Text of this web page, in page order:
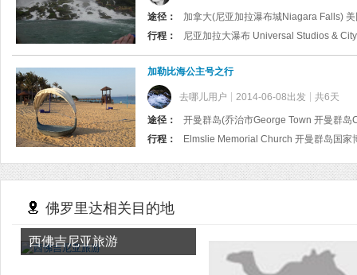
途径：
行程：
加勒比海公主号之行
去哪儿用户 2014-06-08出发 共6天
途径：
开曼群岛(乔治市George Town 开曼群
行程：
Elmslie Memorial Church 开曼群岛国家
佛罗里达相关目的地
西佛吉尼亚旅游